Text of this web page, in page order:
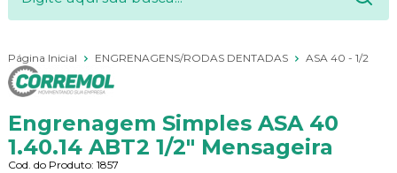
Página Inicial ENGRENAGENS/RODAS DENTADAS ASA 40 - 1/2
Engrenagem Simples ASA 40
1.40.14 ABT2 1/2" Mensageira
Cod. do Produto: 1857